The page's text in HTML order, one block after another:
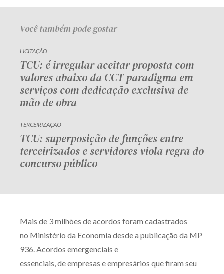
Você também pode gostar
LICITAÇÃO
TCU: é irregular aceitar proposta com
valores abaixo da CCT paradigma em
serviços com dedicação exclusiva de
mão de obra
TERCEIRIZAÇÃO
TCU: superposição de funções entre
terceirizados e servidores viola regra do
concurso público
Mais de 3 milhões de acordos foram cadastrados
no Ministério da Economia desde a publicação da MP
936. Acordos emergenciais e
essenciais, de empresas e empresários que firam seu